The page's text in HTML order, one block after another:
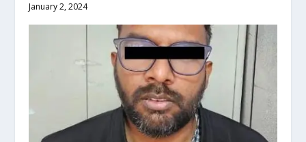
January 2, 2024